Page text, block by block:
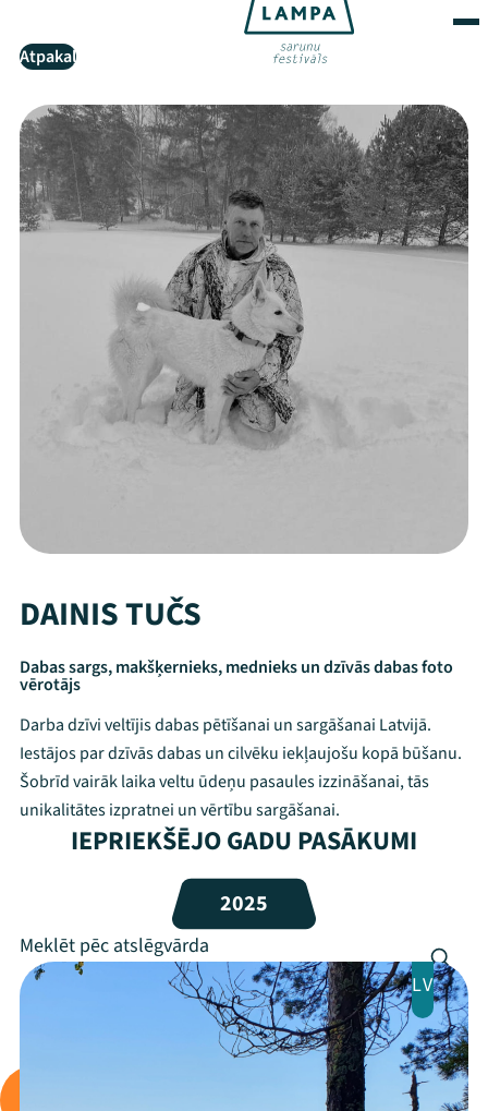
Mana programma
Festivāls
Programma
Arhīvs
Viņi bija LAMPĀ 2026
Atpakaļ
DAINIS TUČS
Dabas sargs, makšķernieks, mednieks un dzīvās dabas foto
vērotājs
Darba dzīvi veltījis dabas pētīšanai un sargāšanai Latvijā.
Iestājos par dzīvās dabas un cilvēku iekļaujošu kopā būšanu.
Šobrīd vairāk laika veltu ūdeņu pasaules izzināšanai, tās
unikalitātes izpratnei un vērtību sargāšanai.
IEPRIEKŠĒJO GADU PASĀKUMI
2025
LV